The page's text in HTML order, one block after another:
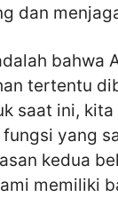
dan
bahwa
tertentu
saat ini,
yang
kedua
memiliki